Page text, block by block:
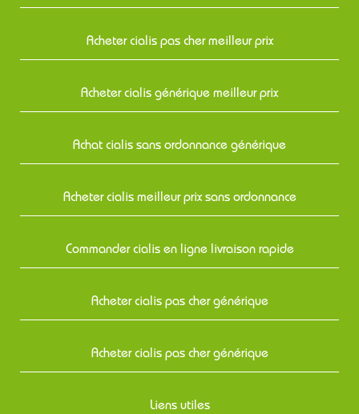
Acheter cialis pas cher meilleur prix
Acheter cialis générique meilleur prix
Achat cialis sans ordonnance générique
Acheter cialis meilleur prix sans ordonnance
Commander cialis en ligne livraison rapide
Acheter cialis pas cher générique
Acheter cialis pas cher générique
Liens utiles